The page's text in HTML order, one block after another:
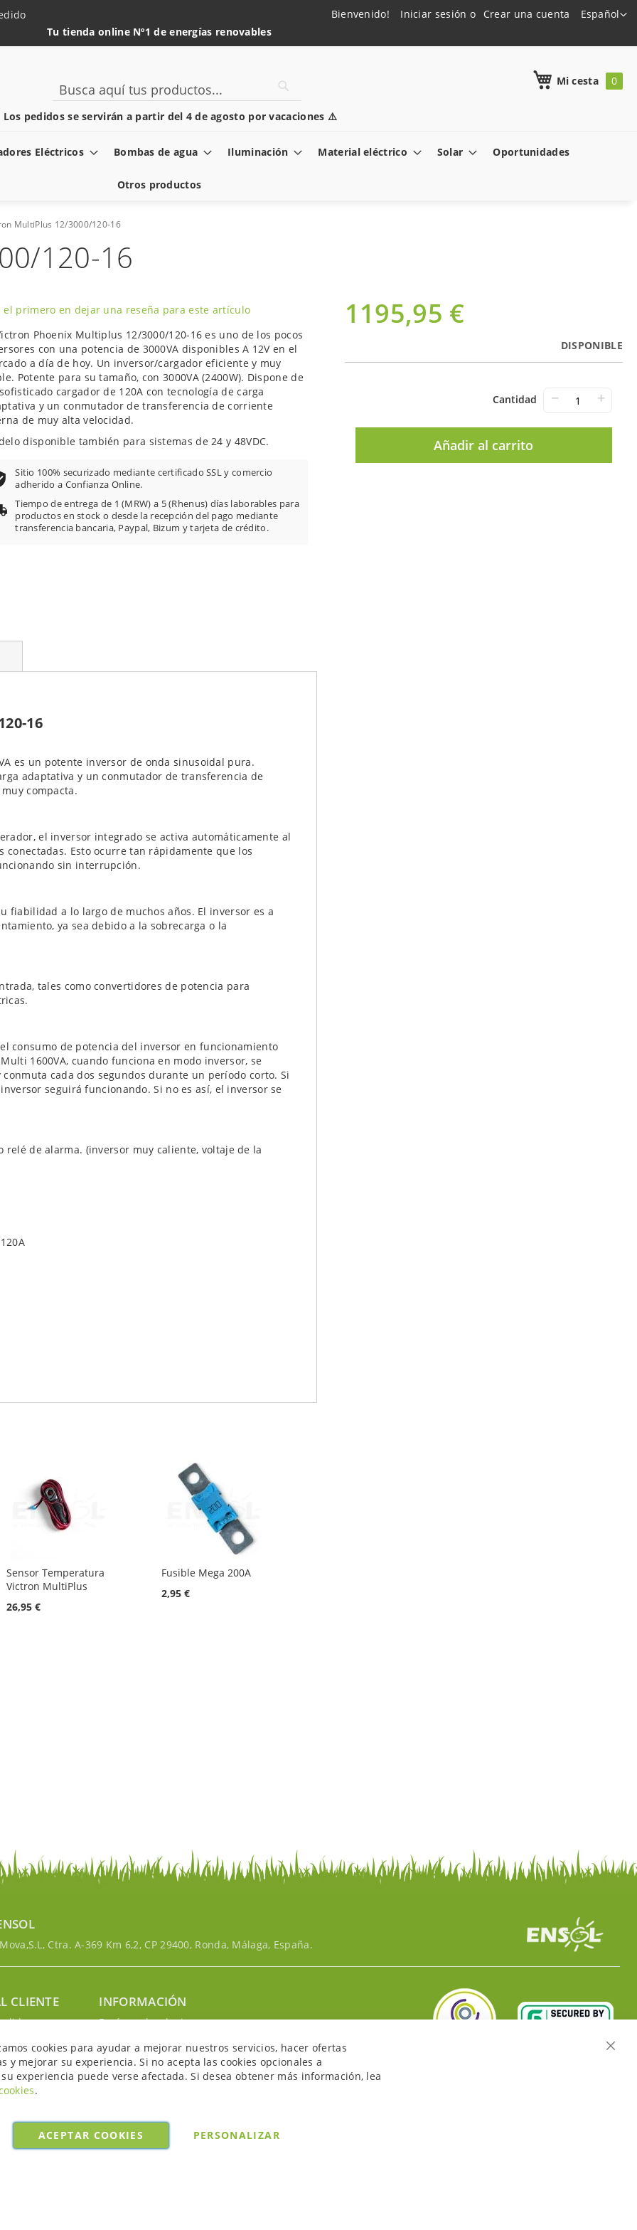
Lenguaje
Español
Bienvenido! Iniciar sesión Crear una cuenta
Tu tienda online Nº1 de energías renovables
pedidos se servirán a partir del 4 de agosto por vacaciones ⚠️
Mi cesta
Search
Eléctricos Bombas de agua Iluminación Material eléctrico Solar Oportunidades
Otros productos
MultiPlus 12/3000/120-16
120-16
1195,95 €
DISPONIBLE
Cantidad − +
Añadir al carrito
el primero en dejar una reseña para este artículo
Phoenix Multiplus 12/3000/120-16 es uno de los pocos
con una potencia de 3000VA disponibles A 12V en el
a día de hoy. Un inversor/cargador eficiente y muy
Potente para su tamaño, con 3000VA (2400W). Dispone de
cargador de 120A con tecnología de carga
y un conmutador de transferencia de corriente
de muy alta velocidad.
disponible también para sistemas de 24 y 48VDC.
Sitio 100% securizado mediante certificado SSL y comercio
adherido a Confianza Online.
Tiempo de entrega de 1 (MRW) a 5 (Rhenus) días laborables para
productos en stock o desde la recepción del pago mediante
transferencia bancaria, Paypal, Bizum y tarjeta de crédito.
16
es un potente inversor de onda sinusoidal pura.
adaptativa y un conmutador de transferencia de
compacta.
el inversor integrado se activa automáticamente al
Esto ocurre tan rápidamente que los
sin interrupción.
fiabilidad a lo largo de muchos años. El inversor es a
ya sea debido a la sobrecarga o la
tales como convertidores de potencia para
consumo de potencia del inversor en funcionamiento
1600VA, cuando funciona en modo inversor, se
cada dos segundos durante un período corto. Si
seguirá funcionando. Si no es así, el inversor se
de alarma. (inversor muy caliente, voltaje de la
Sensor Temperatura
Victron MultiPlus
26,95 €
Fusible Mega 200A
2,95 €
Ctra. A-369 Km 6,2, CP 29400, Ronda, Málaga, España.
CLIENTE INFORMACIÓN
Envíos y devoluciones
Política de cookies
Aviso legal y condiciones
cookies para ayudar a mejorar nuestros servicios, hacer ofertas
y mejorar su experiencia. Si no acepta las cookies opcionales a
experiencia puede verse afectada. Si desea obtener más información, lea
.
ACEPTAR COOKIES PERSONALIZAR